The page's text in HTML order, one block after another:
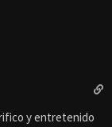
y entretenido